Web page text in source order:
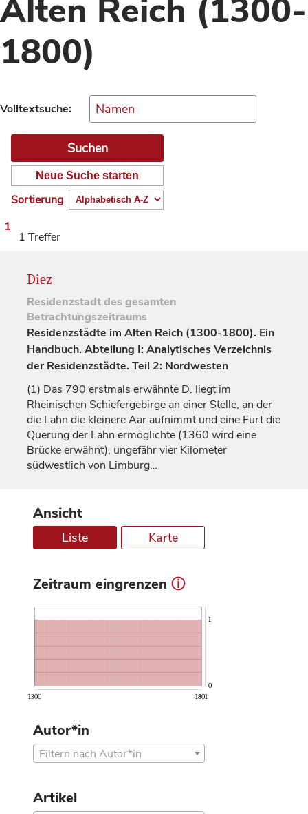
Alten Reich (1300-
1800)
Volltextsuche:
Neue Suche starten
Sortierung
1
1 Treffer
Diez
Residenzstadtdes gesamten
Betrachtungszeitraums
Residenzstädte im Alten Reich (1300-1800). Ein
Handbuch. Abteilung I: Analytisches Verzeichnis
der Residenzstädte. Teil 2: Nordwesten
(1) Das 790 erstmals erwähnte D. liegt im
Rheinischen Schiefergebirge an einer Stelle, an der
die Lahn die kleinere Aar aufnimmt und eine Furt die
Querung der Lahn ermöglichte (1360 wird eine
Brücke erwähnt), ungefähr vier Kilometer
südwestlich von Limburg…
Ansicht
Liste Karte
Zeitraum eingrenzen ⓘ
1300 1801
0
1
Autor*in
Filtern nach Autor*in
Artikel